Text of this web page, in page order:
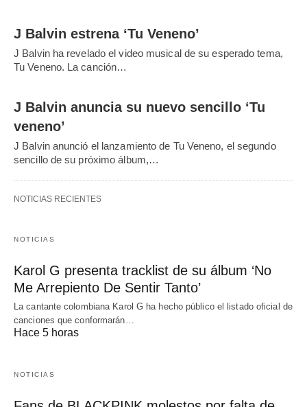
J Balvin estrena ‘Tu Veneno’
J Balvin ha revelado el video musical de su esperado tema,
Tu Veneno. La canción…
J Balvin anuncia su nuevo sencillo ‘Tu
veneno’
J Balvin anunció el lanzamiento de Tu Veneno, el segundo
sencillo de su próximo álbum,…
NOTICIAS RECIENTES
NOTICIAS
Karol G presenta tracklist de su álbum ‘No
Me Arrepiento De Sentir Tanto’
La cantante colombiana Karol G ha hecho público el listado oficial de
canciones que conformarán…
Hace 5 horas
NOTICIAS